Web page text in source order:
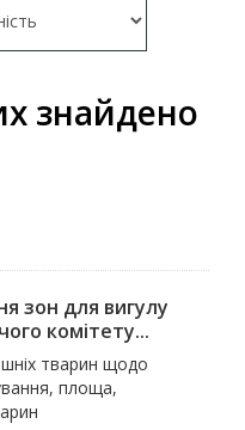
знайдено
зон для вигулу
комітету...
тварин щодо
площа,